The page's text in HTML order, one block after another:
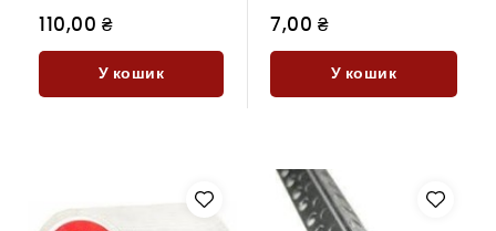
110,00 ₴
У кошик
7,00 ₴
У кошик